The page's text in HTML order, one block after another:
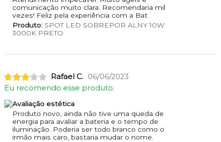
comunicação muito clara. Recomendaria mil
vezes! Feliz pela experiência com a Bat
Produto:SPOT LED SOBREPOR ALNY 10W
3000K PRETO
Rafael C. 06/06/2023
Eu recomendo esse produto.
Avaliação estética
Produto novo, ainda não tive uma queda de
energia para avaliar a bateria e o tempo de
iluminação. Poderia ser todo branco como o
irmão mais caro, bastaria mudar o nome.